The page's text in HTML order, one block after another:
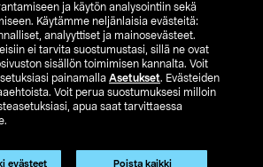
ja käytön analysointiin sekä
Käytämme neljänlaisia evästeitä:
analyyttiset ja mainosevästeet.
ei tarvita suostumustasi, sillä ne ovat
sisällön toimimisen kannalta. Voit
painamalla Asetukset. Evästeiden
Voit perua suostumuksesi milloin
apua saat tarvittaessa
evästeet Poista kaikki
SE NO FI
FI SV